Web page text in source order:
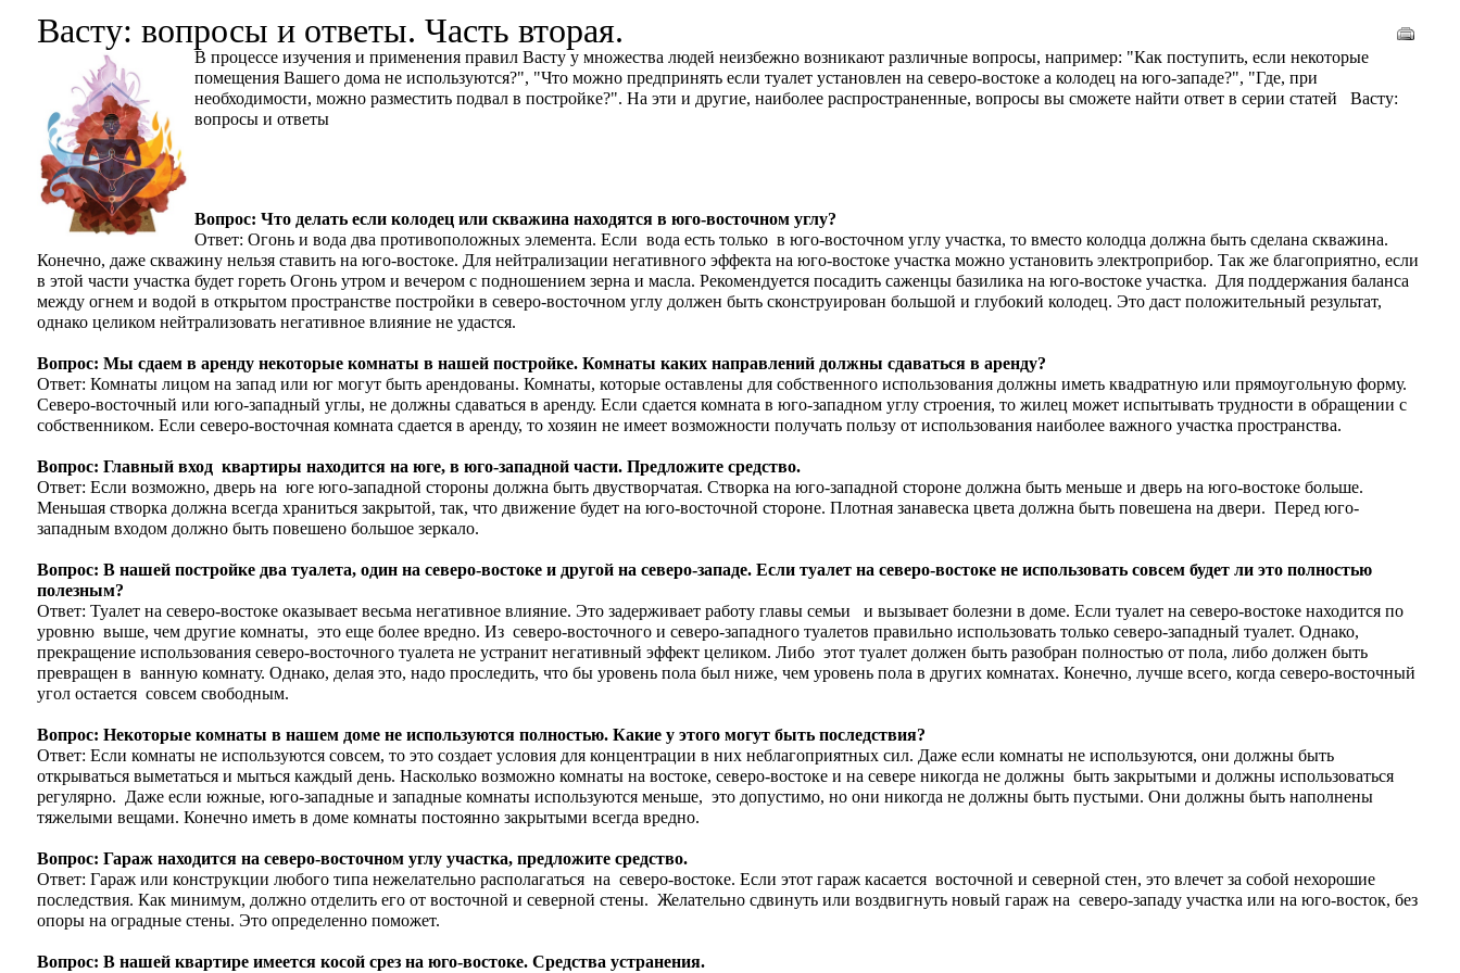
Васту: вопросы и ответы. Часть вторая.
В процессе изучения и применения правил Васту у множества людей неизбежно возникают различные вопросы, например: "Как поступить, если некоторые
помещения Вашего дома не используются?", "Что можно предпринять если туалет установлен на северо-востоке а колодец на юго-западе?", "Где, при
необходимости, можно разместить подвал в постройке?". На эти и другие, наиболее распространенные, вопросы вы сможете найти ответ в серии статей Васту:
вопросы и ответы
Вопрос: Что делать если колодец или скважина находятся в юго-восточном углу?
Ответ: Огонь и вода два противоположных элемента. Если вода есть только в юго-восточном углу участка, то вместо колодца должна быть сделана скважина.
Конечно, даже скважину нельзя ставить на юго-востоке. Для нейтрализации негативного эффекта на юго-востоке участка можно установить электроприбор. Так же благоприятно, если
в этой части участка будет гореть Огонь утром и вечером с подношением зерна и масла. Рекомендуется посадить саженцы базилика на юго-востоке участка. Для поддержания баланса
между огнем и водой в открытом пространстве постройки в северо-восточном углу должен быть сконструирован большой и глубокий колодец. Это даст положительный результат,
однако целиком нейтрализовать негативное влияние не удастся.
Вопрос: Мы сдаем в аренду некоторые комнаты в нашей постройке. Комнаты каких направлений должны сдаваться в аренду?
Ответ: Комнаты лицом на запад или юг могут быть арендованы. Комнаты, которые оставлены для собственного использования должны иметь квадратную или прямоугольную форму.
Северо-восточный или юго-западный углы, не должны сдаваться в аренду. Если сдается комната в юго-западном углу строения, то жилец может испытывать трудности в обращении с
собственником. Если северо-восточная комната сдается в аренду, то хозяин не имеет возможности получать пользу от использования наиболее важного участка пространства.
Вопрос: Главный вход квартиры находится на юге, в юго-западной части. Предложите средство.
Ответ: Если возможно, дверь на юге юго-западной стороны должна быть двустворчатая. Створка на юго-западной стороне должна быть меньше и дверь на юго-востоке больше.
Меньшая створка должна всегда храниться закрытой, так, что движение будет на юго-восточной стороне. Плотная занавеска цвета должна быть повешена на двери. Перед юго-
западным входом должно быть повешено большое зеркало.
Вопрос: В нашей постройке два туалета, один на северо-востоке и другой на северо-западе. Если туалет на северо-востоке не использовать совсем будет ли это полностью
полезным?
Ответ: Туалет на северо-востоке оказывает весьма негативное влияние. Это задерживает работу главы семьи и вызывает болезни в доме. Если туалет на северо-востоке находится по
уровню выше, чем другие комнаты, это еще более вредно. Из северо-восточного и северо-западного туалетов правильно использовать только северо-западный туалет. Однако,
прекращение использования северо-восточного туалета не устранит негативный эффект целиком. Либо этот туалет должен быть разобран полностью от пола, либо должен быть
превращен в ванную комнату. Однако, делая это, надо проследить, что бы уровень пола был ниже, чем уровень пола в других комнатах. Конечно, лучше всего, когда северо-восточный
угол остается совсем свободным.
Вопрос: Некоторые комнаты в нашем доме не используются полностью. Какие у этого могут быть последствия?
Ответ: Если комнаты не используются совсем, то это создает условия для концентрации в них неблагоприятных сил. Даже если комнаты не используются, они должны быть
открываться выметаться и мыться каждый день. Насколько возможно комнаты на востоке, северо-востоке и на севере никогда не должны быть закрытыми и должны использоваться
регулярно. Даже если южные, юго-западные и западные комнаты используются меньше, это допустимо, но они никогда не должны быть пустыми. Они должны быть наполнены
тяжелыми вещами. Конечно иметь в доме комнаты постоянно закрытыми всегда вредно.
Вопрос: Гараж находится на северо-восточном углу участка, предложите средство.
Ответ: Гараж или конструкции любого типа нежелательно располагаться на северо-востоке. Если этот гараж касается восточной и северной стен, это влечет за собой нехорошие
последствия. Как минимум, должно отделить его от восточной и северной стены. Желательно сдвинуть или воздвигнуть новый гараж на северо-западу участка или на юго-восток, без
опоры на оградные стены. Это определенно поможет.
Вопрос: В нашей квартире имеется косой срез на юго-востоке. Средства устранения.